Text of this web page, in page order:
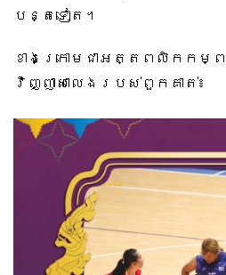
បន្តទៀត។
ខាងក្រោមជាអត្តពលិកកម្ពុជា
វិញ្ញាសាលេងរបស់ពួកគាត់៖